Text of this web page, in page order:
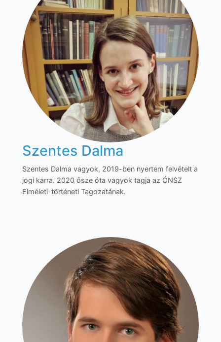
Szentes Dalma
Szentes Dalma vagyok, 2019-ben nyertem felvételt a
jogi karra. 2020 ősze óta vagyok tagja az ÓNSZ
Elméleti-történeti Tagozatának.